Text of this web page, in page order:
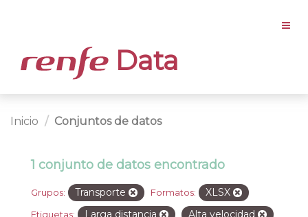
Data
Inicio Conjuntos de datos
1 conjunto de datos encontrado
Grupos: Transporte Formatos: XLSX
Etiquetas: Larga distancia
Alta velocidad